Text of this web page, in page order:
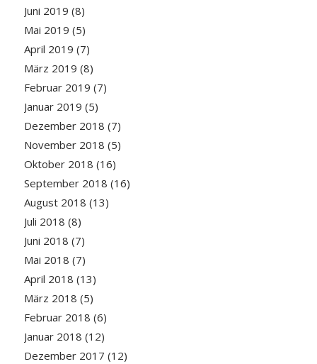
Juni 2019 (8)
Mai 2019 (5)
April 2019 (7)
März 2019 (8)
Februar 2019 (7)
Januar 2019 (5)
Dezember 2018 (7)
November 2018 (5)
Oktober 2018 (16)
September 2018 (16)
August 2018 (13)
Juli 2018 (8)
Juni 2018 (7)
Mai 2018 (7)
April 2018 (13)
März 2018 (5)
Februar 2018 (6)
Januar 2018 (12)
Dezember 2017 (12)